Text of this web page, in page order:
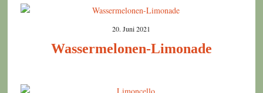
20. Juni 2021
Wassermelonen-Limonade